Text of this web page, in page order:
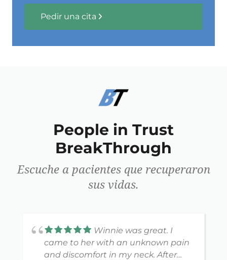
Pedir una cita
People in Trust
BreakThrough
Escuche a pacientes que recuperaron
sus vidas.
Winnie was great. I
came to her with an unknown pain
and discomfort in my neck. After